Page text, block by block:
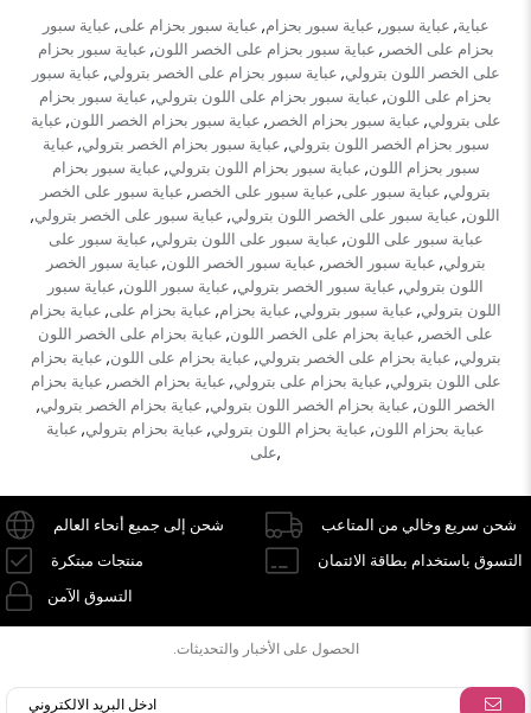
عباية, عباية سبور , عباية سبور بحزام, عباية سبور بحزام على, عباية سبور
بحزام على الخصر , عباية سبور بحزام على الخصر اللون, عباية سبور بحزام
على الخصر اللون بترولي, عباية سبور بحزام على الخصر بترولي, عباية سبور
بحزام على اللون, عباية سبور بحزام على اللون بترولي, عباية سبور بحزام
على بترولي, عباية سبور بحزام الخصر , عباية سبور بحزام الخصر اللون, عباية
سبور بحزام الخصر اللون بترولي, عباية سبور بحزام الخصر بترولي, عباية
سبور بحزام اللون, عباية سبور بحزام اللون بترولي, عباية سبور بحزام
بترولي, عباية سبور على, عباية سبور على الخصر , عباية سبور على الخصر
اللون, عباية سبور على الخصر اللون بترولي, عباية سبور على الخصر بترولي,
عباية سبور على اللون, عباية سبور على اللون بترولي, عباية سبور على
بترولي, عباية سبور الخصر , عباية سبور الخصر اللون, عباية سبور الخصر
اللون بترولي, عباية سبور الخصر بترولي, عباية سبور اللون, عباية سبور
اللون بترولي, عباية سبور بترولي, عباية بحزام, عباية بحزام على, عباية بحزام
على الخصر , عباية بحزام على الخصر اللون, عباية بحزام على الخصر اللون
بترولي, عباية بحزام على الخصر بترولي, عباية بحزام على اللون, عباية بحزام
على اللون بترولي, عباية بحزام على بترولي, عباية بحزام الخصر , عباية بحزام
الخصر اللون, عباية بحزام الخصر اللون بترولي, عباية بحزام الخصر بترولي,
عباية بحزام اللون, عباية بحزام اللون بترولي, عباية بحزام بترولي, عباية
على,
شحن إلى جميع أنحاء العالم
شحن سريع وخالي من المتاعب
منتجات مبتكرة
التسوق باستخدام بطاقة الائتمان
التسوق الآمن
الحصول على الأخبار والتحديثات.